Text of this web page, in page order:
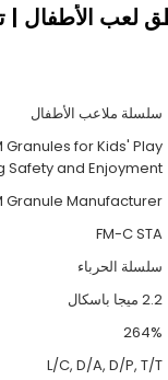
سلسلة ملاعب الأطفال
Granules for Kids' Play
Safety and Enjoyment
Granule Manufacturer
FM-C STA
سلسلة الحرباء
2.2 ميجا باسكال
264%
L/C, D/A, D/P, T/T